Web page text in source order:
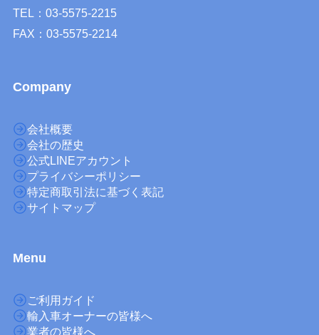
TEL：03-5575-2215
FAX：03-5575-2214
Company
会社概要
会社の歴史
公式LINEアカウント
プライバシーポリシー
特定商取引法に基づく表記
サイトマップ
Menu
ご利用ガイド
輸入車オーナーの皆様へ
業者の皆様へ